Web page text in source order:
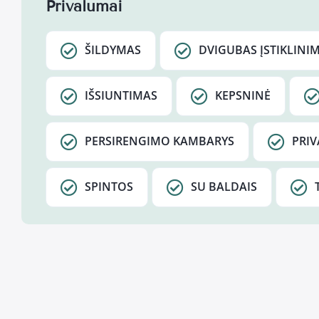
Privalumai
ŠILDYMAS DVIGUBAS
IŠSIUNTIMAS KEPSNINĖ
PERSIRENGIMO KAMBARYS
SPINTOS SU BALDAIS